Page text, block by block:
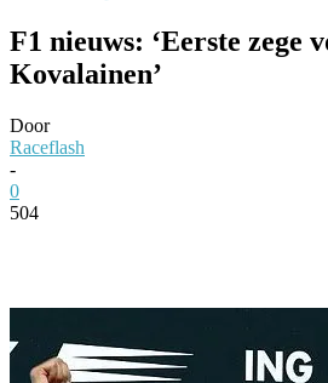
F1 nieuws: ‘Eerste zege
Kovalainen’
Door
Raceflash
-
0
504